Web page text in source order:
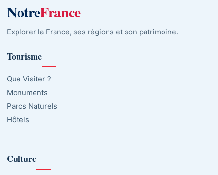
NotreFrance
Explorer la France, ses régions et son patrimoine.
Tourisme
Que Visiter ?
Monuments
Parcs Naturels
Hôtels
Culture